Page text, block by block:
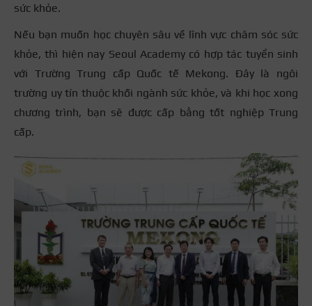
sức khỏe.
Nếu bạn muốn học chuyên sâu về lĩnh vực chăm sóc sức
khỏe, thì hiện nay Seoul Academy có hợp tác tuyển sinh
với Trường Trung cấp Quốc tế Mekong. Đây là ngôi
trường uy tín thuộc khối ngành sức khỏe, và khi học xong
chương trình, bạn sẽ được cấp bằng tốt nghiệp Trung
cấp.